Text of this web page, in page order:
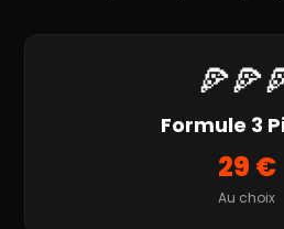
Formule 3
29 €
Au choix